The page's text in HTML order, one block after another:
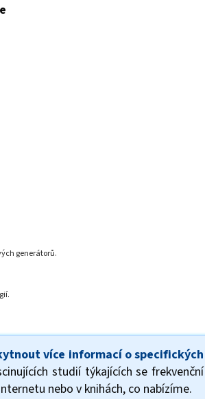
generátorů.
více informací o specifických
studií týkajících se frekvenční
nebo v knihách, co nabízíme.